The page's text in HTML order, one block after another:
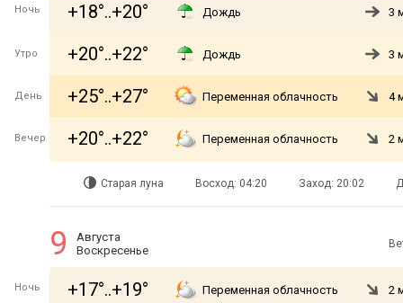
Ночь +18°..+20° Дождь 3
Утро +20°..+22° Дождь 3
День +25°..+27° Переменная облачность 4
Вечер +20°..+22° Переменная облачность 2
Старая луна Восход: 04:20 Заход: 20:02
9
Августа
Воскресенье
Ночь +17°..+19° Переменная облачность 2